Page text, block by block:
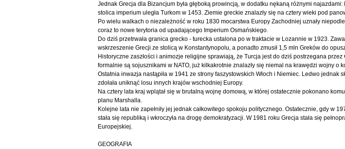
Jednak Grecja dla Bizancjum była głęboką prowincją, w dodatku nękaną różnymi
stolica imperium uległa Turkom w 1453. Ziemie greckie znalazły się na cztery wieki pod
Po wielu walkach o niezależność w roku 1830 mocarstwa Europy Zachodniej uznały
coraz to nowe terytoria od upadającego Imperium Osmańskiego.
Do dziś przetrwała granica grecko - turecka ustalona po w traktacie w Lozannie w 1923.
wskrzeszenie Grecji ze stolicą w Konstantynopolu, a ponadto zmusił 1,5 mln Greków do
Historyczne zaszłości i animozje religijne sprawiają, że Turcja jest do dziś postrzegana
formalnie są sojusznikami w NATO, już kilkakrotnie znalazły się niemal na krawędzi wojny o
Ostatnia inwazja nastąpiła w 1941 ze strony faszystowskich Włoch i Niemiec. Ledwo jednak
zdołała uniknąć losu innych krajów wschodniej Europy.
Na cztery lata kraj wplątał się w brutalną wojnę domową, w której ostatecznie pokonano
planu Marshalla.
Kolejne lata nie zapełniły jej jednak całkowitego spokoju politycznego. Ostatecznie, gdy w
stała się republiką i wkroczyła na drogę demokratyzacji. W 1981 roku Grecja stała się
Europejskiej.
GEOGRAFIA